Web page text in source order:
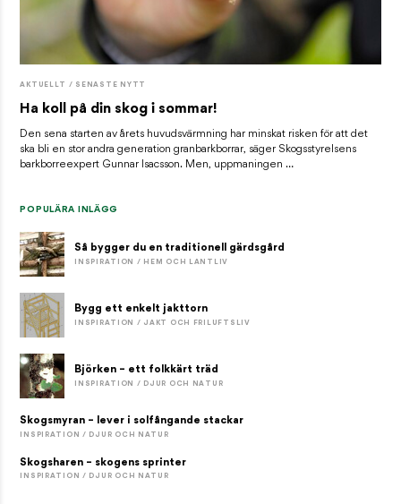
AKTUELLT / SENASTE NYTT
Ha koll på din skog i sommar!
Den sena starten av årets huvudsvärmning har minskat risken för att det
ska bli en stor andra generation granbarkborrar, säger Skogsstyrelsens
barkborreexpert Gunnar Isacsson. Men, uppmaningen …
POPULÄRA INLÄGG
Så bygger du en traditionell gärdsgård
INSPIRATION / HEM OCH LANTLIV
Bygg ett enkelt jakttorn
INSPIRATION / JAKT OCH FRILUFTSLIV
Björken – ett folkkärt träd
INSPIRATION / DJUR OCH NATUR
Skogsmyran – lever i solfångande stackar
INSPIRATION / DJUR OCH NATUR
Skogsharen – skogens sprinter
INSPIRATION / DJUR OCH NATUR